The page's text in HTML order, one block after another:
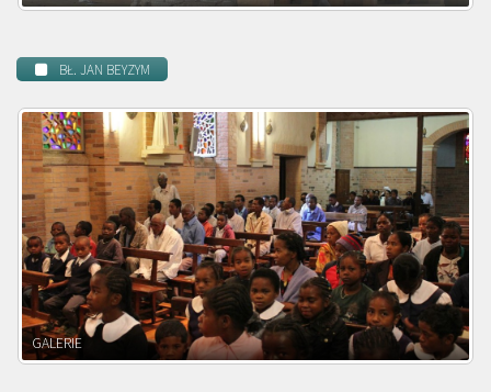
BŁ. JAN BEYZYM
POWOŁANIE MISYJNE